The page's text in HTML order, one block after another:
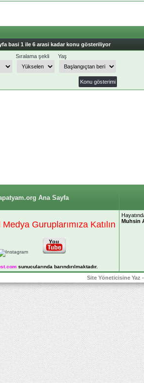
basi 1 ile 6 arasi kadar konu gösteriliyor
Sıralama şekli Yaş
Ana Sayfa
Guruplarımıza Katılın
.comsunucularında barındırılmaktadır.
Muhsin
Site Yöneticisine Yaz